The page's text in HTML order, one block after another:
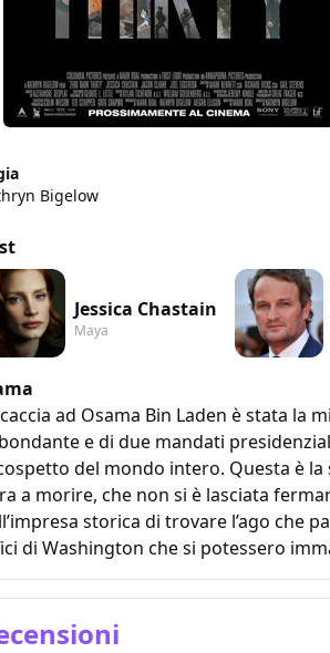
Bigelow
Jessica Chastain
Maya
ad Osama Bin Laden è stata la
e di due mandati
del mondo intero. Questa è
a morire, che non si è lasciata
storica di trovare l’ago che
di Washington che si potessero